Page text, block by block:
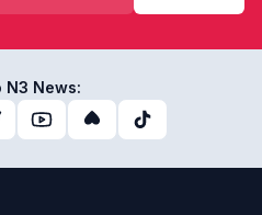
N3 News: